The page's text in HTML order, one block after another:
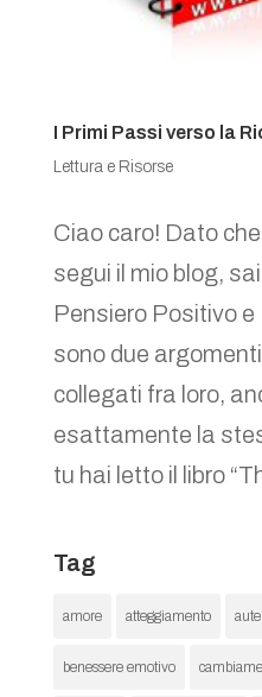
I Primi Passi verso la
Lettura e Risorse
Ciao caro! Dato che
segui il mio blog,
Pensiero Positivo
sono due
collegati fra loro,
esattamente la
tu hai letto il libro
Tag
amore atteggiamento
benessere emotivo